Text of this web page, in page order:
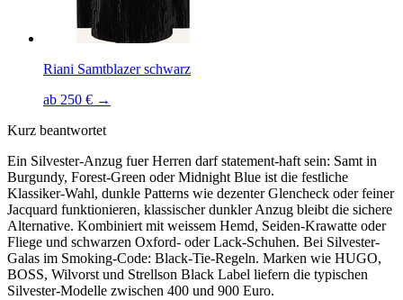
Riani Samtblazer schwarz
ab 250 € →
Kurz beantwortet
Ein Silvester-Anzug fuer Herren darf statement-haft sein: Samt in
Burgundy, Forest-Green oder Midnight Blue ist die festliche
Klassiker-Wahl, dunkle Patterns wie dezenter Glencheck oder feiner
Jacquard funktionieren, klassischer dunkler Anzug bleibt die sichere
Alternative. Kombiniert mit weissem Hemd, Seiden-Krawatte oder
Fliege und schwarzen Oxford- oder Lack-Schuhen. Bei Silvester-
Galas im Smoking-Code: Black-Tie-Regeln. Marken wie HUGO,
BOSS, Wilvorst und Strellson Black Label liefern die typischen
Silvester-Modelle zwischen 400 und 900 Euro.